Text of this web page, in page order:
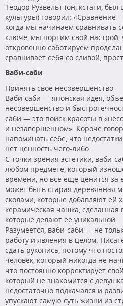
Теодор Рузвельт (он, кстати,
культуры) говорил: «Сравнение
когда мы начинаем сравнивать
ключе, мы портим свой
откровенно саботируем
сравнивает себя со сливой,
Ваби-саби
Принять свое несовершенство
Ваби-саби — японская идея,
несовершенство и
саби — это поиск красоты в
и незавершенном». Короче
напоминать себе, что
нет ценность чего-либо.
С точки зрения эстетики, ваби-
любом предмете, который
времени, но все еще ценится за
может быть старая деревянная
сколами, которые добавляют ей
керамическая чашка,
которые делают ее уникальной.
Разумеется, ваби-саби — не
работу и явления в целом.
сдать рукопись, потому что
человек, который никогда не
что постоянно корректирует
который не знакомится с
недостаточно подкачался и
упускают самую суть жизни из